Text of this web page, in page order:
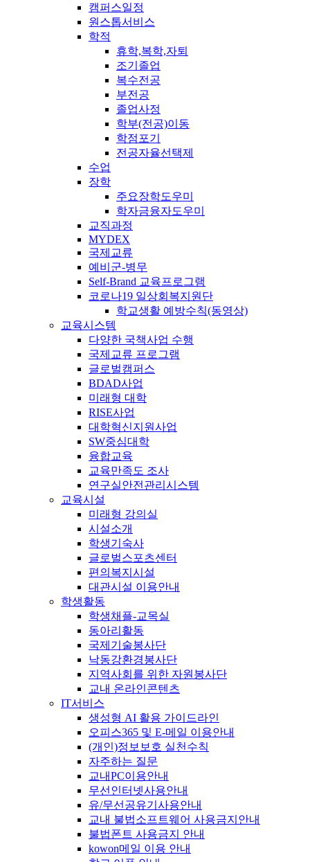
캠퍼스일정
원스톱서비스
학적
휴학,복학,자퇴
조기졸업
복수전공
부전공
졸업사정
학부(전공)이동
학점포기
전공자율선택제
수업
장학
주요장학도우미
학자금융자도우미
교직과정
MYDEX
국제교류
예비군-병무
Self-Brand 교육프로그램
코로나19 일상회복지원단
학교생활 예방수칙(동영상)
교육시스템
다양한 국책사업 수행
국제교류 프로그램
글로벌캠퍼스
BDAD사업
미래형 대학
RISE사업
대학혁신지원사업
SW중심대학
융합교육
교육만족도 조사
연구실안전관리시스템
교육시설
미래형 강의실
시설소개
학생기숙사
글로벌스포츠센터
편의복지시설
대관시설 이용안내
학생활동
학생채플-교목실
동아리활동
국제기술봉사단
낙동강환경봉사단
지역사회를 위한 자원봉사단
교내 온라인콘텐츠
IT서비스
생성형 AI 활용 가이드라인
오피스365 및 E-메일 이용안내
(개인)정보보호 실천수칙
자주하는 질문
교내PC이용안내
무선인터넷사용안내
유/무선공유기사용안내
교내 불법소프트웨어 사용금지안내
불법폰트 사용금지 안내
kowon메일 이용 안내